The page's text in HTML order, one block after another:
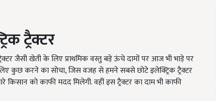
ट्रैक्टर
जैसी खेती के लिए प्राथमिक वस्तु बड़े ऊंचे दामों पर आज भी भाड़े पर
कुछ करने का सोचा, जिस वजह से हमने सबसे छोटे इलेक्ट्रिक ट्रैक्टर
को काफी मदद मिलेगी. वहीं इस ट्रैक्टर का दाम भी काफी